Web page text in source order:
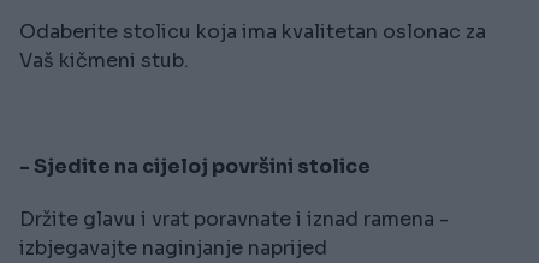
Odaberite stolicu koja ima kvalitetan oslonac za
Vaš kičmeni stub.
- Sjedite na cijeloj površini stolice
Držite glavu i vrat poravnate i iznad ramena -
izbjegavajte naginjanje naprijed